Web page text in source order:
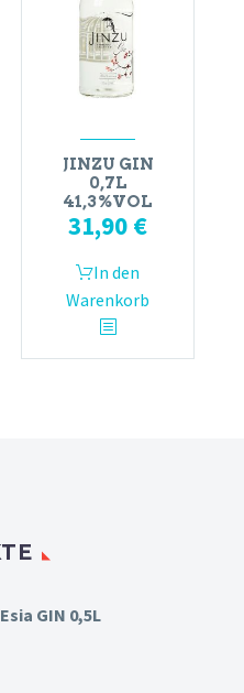
JINZU GIN
0,7L
41,3%VOL
31,90 €
In den
Warenkorb
GIN 0,5L